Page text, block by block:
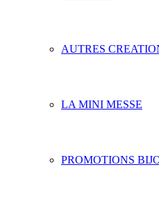
AUTRES
LA MINI MESSE
PROMOTIONS